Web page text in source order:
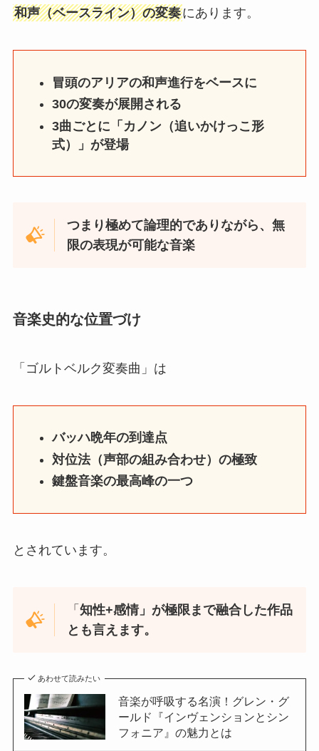
和声（ベースライン）の変奏にあります。
冒頭のアリアの和声進行をベースに
30の変奏が展開される
3曲ごとに「カノン（追いかけっこ形
式）」が登場
つまり極めて論理的でありながら、無
限の表現が可能な音楽
音楽史的な位置づけ
「ゴルトベルク変奏曲」は
バッハ晩年の到達点
対位法（声部の組み合わせ）の極致
鍵盤音楽の最高峰の一つ
とされています。
「知性+感情」が極限まで融合した作品
とも言えます。
あわせて読みたい
音楽が呼吸する名演！グレン・グ
ールド『インヴェンションとシン
フォニア』の魅力とは